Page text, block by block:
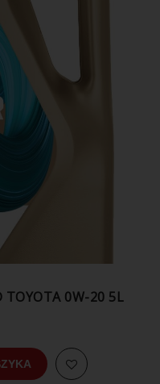
TOYOTA 0W-20 5L